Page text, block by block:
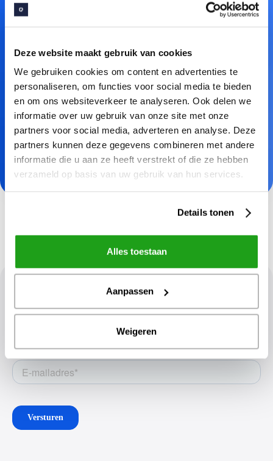
Deze website maakt gebruik van cookies
We gebruiken cookies om content en advertenties te
personaliseren, om functies voor social media te bieden
en om ons websiteverkeer te analyseren. Ook delen we
informatie over uw gebruik van onze site met onze
partners voor social media, adverteren en analyse. Deze
partners kunnen deze gegevens combineren met andere
informatie die u aan ze heeft verstrekt of die ze hebben
verzameld op basis van uw gebruik van hun services.
Details tonen
Alles toestaan
Aanpassen
Weigeren
Aantal medewerkers
Lees onzeprivacy verklaringvoor meer informatie
over het verwerken van persoonsgegevens.
Stay up to date with the latest
developments
Sign up for the newsletter